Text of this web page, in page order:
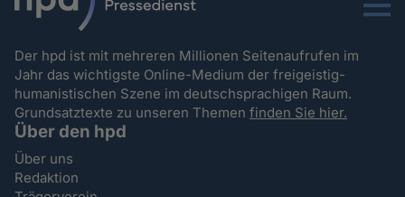
Menu
Der hpd ist mit mehreren Millionen Seitenaufrufen im
Jahr das wichtigste Online-Medium der freigeistig-
humanistischen Szene im deutschsprachigen Raum.
Grundsatztexte zu unseren Themenfinden Sie hier.
Über den hpd
Über uns
Redaktion